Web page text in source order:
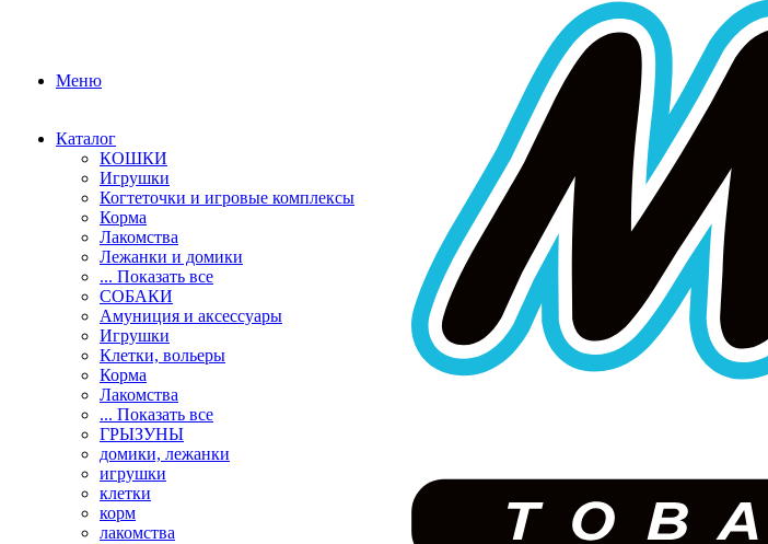
Меню
Каталог
КОШКИ
Игрушки
Когтеточки и игровые комплексы
Корма
Лакомства
Лежанки и домики
... Показать все
СОБАКИ
Амуниция и аксессуары
Игрушки
Клетки, вольеры
Корма
Лакомства
... Показать все
ГРЫЗУНЫ
домики, лежанки
игрушки
клетки
корм
лакомства